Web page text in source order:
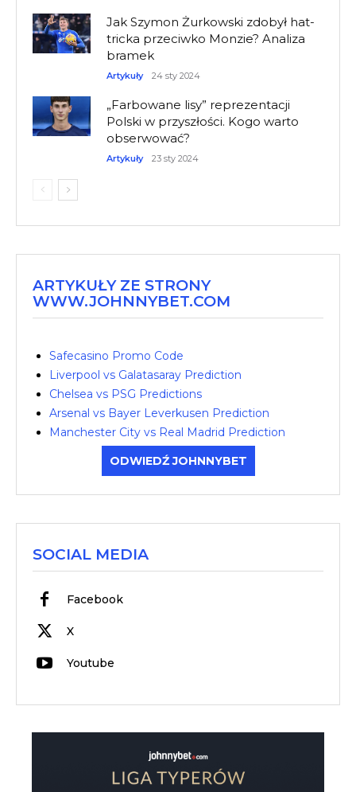
Jak Szymon Żurkowski zdobył hat-
tricka przeciwko Monzie? Analiza
bramek
Artykuły 24 sty 2024
„Farbowane lisy” reprezentacji
Polski w przyszłości. Kogo warto
obserwować?
Artykuły 23 sty 2024
ARTYKUŁY ZE STRONY
WWW.JOHNNYBET.COM
Safecasino Promo Code
Liverpool vs Galatasaray Prediction
Chelsea vs PSG Predictions
Arsenal vs Bayer Leverkusen Prediction
Manchester City vs Real Madrid Prediction
ODWIEDŹ JOHNNYBET
SOCIAL MEDIA
Facebook
X
Youtube